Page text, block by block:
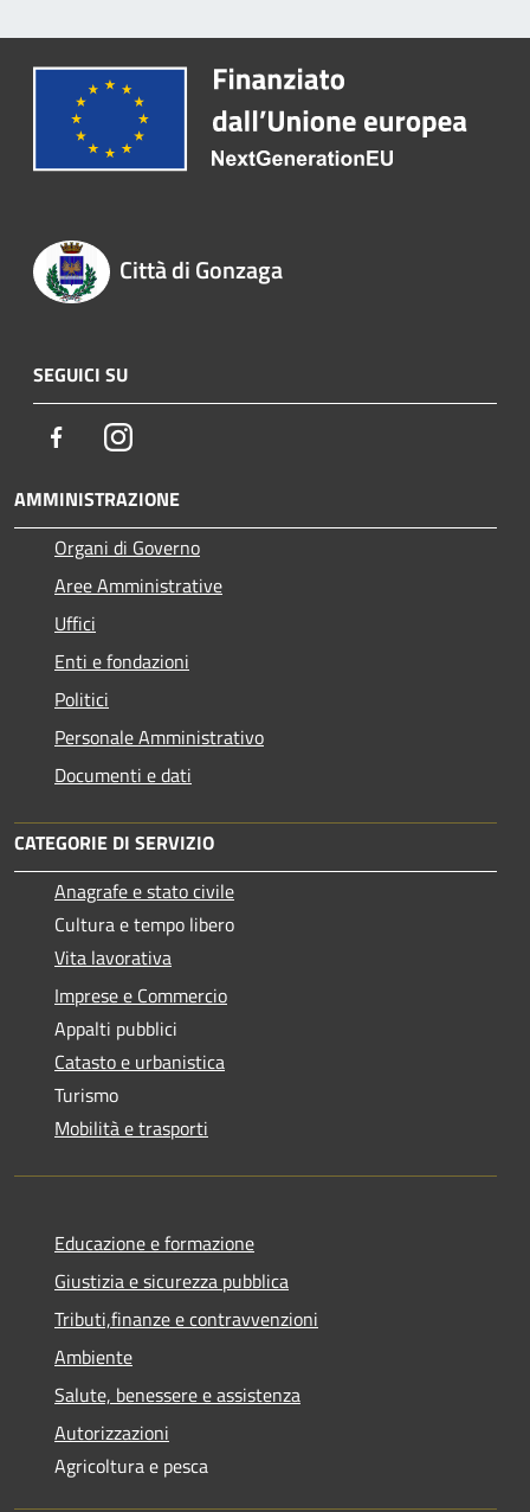
Città di Gonzaga
SEGUICI SU
FacebookInstagram
AMMINISTRAZIONE
Organi di Governo
Aree Amministrative
Uffici
Enti e fondazioni
Politici
Personale Amministrativo
Documenti e dati
CATEGORIE DI SERVIZIO
Anagrafe e stato civile
Cultura e tempo libero
Vita lavorativa
Imprese e Commercio
Appalti pubblici
Catasto e urbanistica
Turismo
Mobilità e trasporti
Educazione e formazione
Giustizia e sicurezza pubblica
Tributi,finanze e contravvenzioni
Ambiente
Salute, benessere e assistenza
Autorizzazioni
Agricoltura e pesca